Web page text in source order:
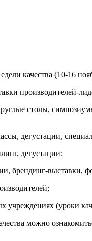
качества (10-16
производителей-
столы,
дегустации,
дегустации;
брендинг-выставки,
учреждениях (уроки
можно